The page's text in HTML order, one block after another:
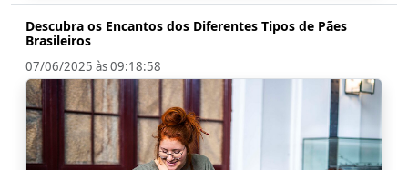
Descubra os Encantos dos Diferentes Tipos de Pães
Brasileiros
07/06/2025 às 09:18:58